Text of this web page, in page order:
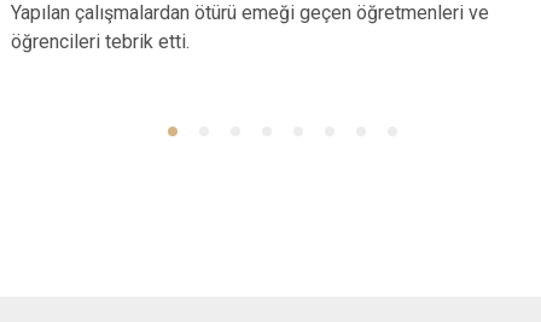
Yapılan çalışmalardan ötürü emeği geçen öğretmenleri ve
öğrencileri tebrik etti.